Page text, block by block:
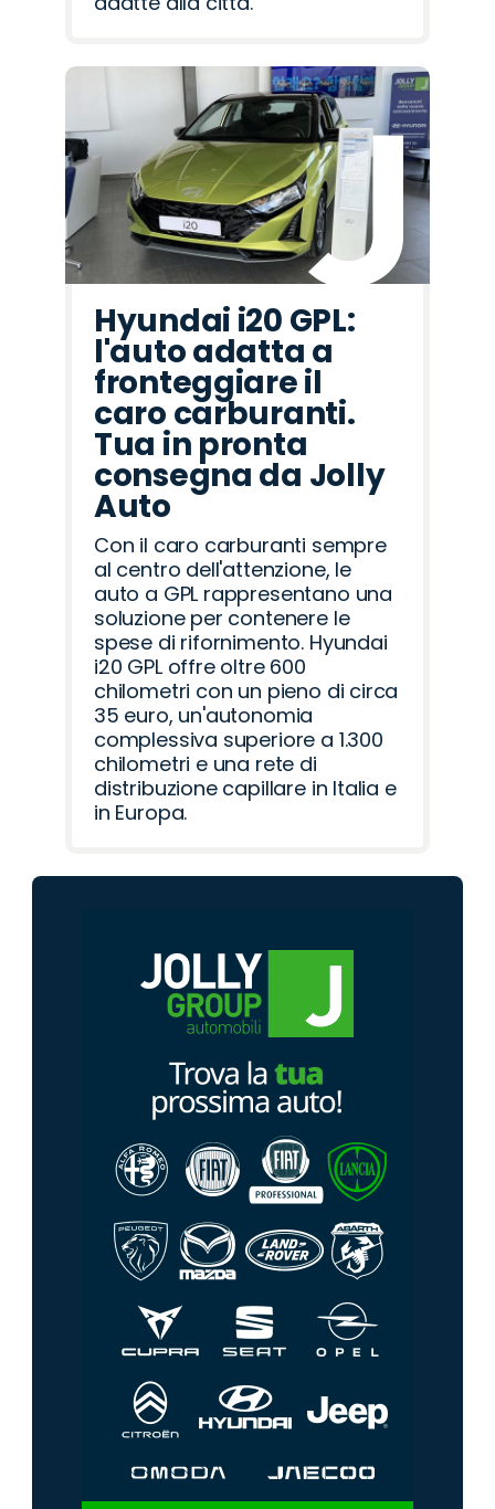
Hyundai i20 GPL:
l'auto adatta a
fronteggiare il
caro carburanti.
Tua in pronta
consegna da Jolly
Auto
Con il caro carburanti sempre
al centro dell'attenzione, le
auto a GPL rappresentano una
soluzione per contenere le
spese di rifornimento. Hyundai
i20 GPL offre oltre 600
chilometri con un pieno di circa
35 euro, un'autonomia
complessiva superiore a 1.300
chilometri e una rete di
distribuzione capillare in Italia e
in Europa.